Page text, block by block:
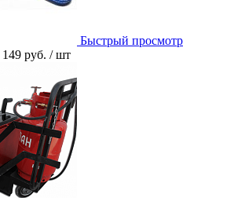
Быстрый просмотр
149 руб. / шт